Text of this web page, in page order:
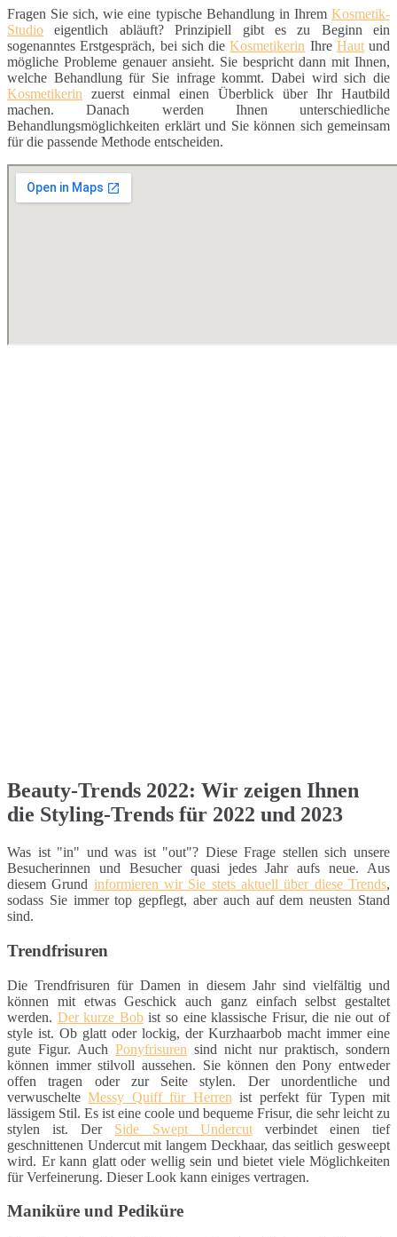
Fragen Sie sich, wie eine typische Behandlung in Ihrem Kosmetik-
Studio eigentlich abläuft? Prinzipiell gibt es zu Beginn ein
sogenanntes Erstgespräch, bei sich dieKosmetikerin Ihre Hautund
mögliche Probleme genauer ansieht. Sie bespricht dann mit Ihnen,
welche Behandlung für Sie infrage kommt. Dabei wird sich die
Kosmetikerin zuerst einmal einen Überblick über Ihr Hautbild
machen. Danach werden Ihnen unterschiedliche
Behandlungsmöglichkeiten erklärt und Sie können sich gemeinsam
für die passende Methode entscheiden.
Beauty-Trends 2022: Wir zeigen Ihnen
die Styling-Trends für 2022 und 2023
Was ist "in" und was ist "out"? Diese Frage stellen sich unsere
Besucherinnen und Besucher quasi jedes Jahr aufs neue. Aus
diesem Grund informieren wir Sie stets aktuell über diese Trends,
sodass Sie immer top gepflegt, aber auch auf dem neusten Stand
sind.
Trendfrisuren
Die Trendfrisuren für Damen in diesem Jahr sind vielfältig und
können mit etwas Geschick auch ganz einfach selbst gestaltet
werden. Der kurze Bobist so eine klassische Frisur, die nie out of
style ist. Ob glatt oder lockig, der Kurzhaarbob macht immer eine
gute Figur. Auch Ponyfrisuren sind nicht nur praktisch, sondern
können immer stilvoll aussehen. Sie können den Pony entweder
offen tragen oder zur Seite stylen. Der unordentliche und
verwuschelteMessy Quiff für Herren ist perfekt für Typen mit
lässigem Stil. Es ist eine coole und bequeme Frisur, die sehr leicht zu
stylen ist. Der Side Swept Undercutverbindet einen tief
geschnittenen Undercut mit langem Deckhaar, das seitlich gesweept
wird. Er kann glatt oder wellig sein und bietet viele Möglichkeiten
für Verfeinerung. Dieser Look kann einiges vertragen.
Maniküre und Pediküre